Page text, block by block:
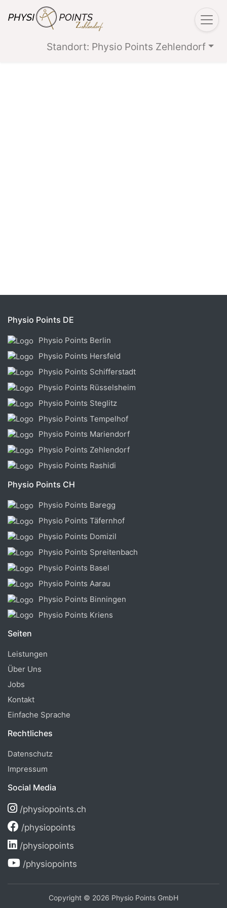
Standort: Physio Points Zehlendorf
Physio Points DE
Physio Points Berlin
Physio Points Hersfeld
Physio Points Schifferstadt
Physio Points Rüsselsheim
Physio Points Steglitz
Physio Points Tempelhof
Physio Points Mariendorf
Physio Points Zehlendorf
Physio Points Rashidi
Physio Points CH
Physio Points Baregg
Physio Points Täfernhof
Physio Points Domizil
Physio Points Spreitenbach
Physio Points Basel
Physio Points Aarau
Physio Points Binningen
Physio Points Kriens
Seiten
Leistungen
Über Uns
Jobs
Kontakt
Einfache Sprache
Rechtliches
Datenschutz
Impressum
Social Media
/physiopoints.ch
/physiopoints
/physiopoints
/physiopoints
Copyright © 2026 Physio Points GmbH